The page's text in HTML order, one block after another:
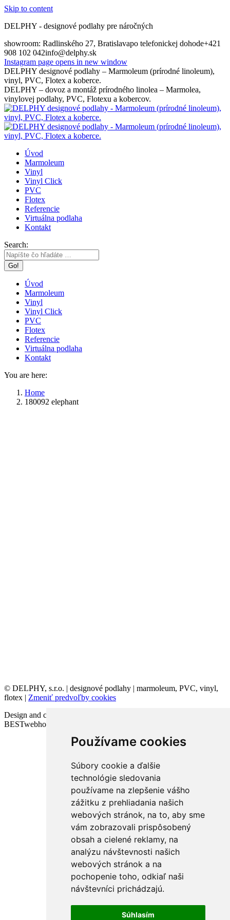
Používame cookies
Súbory cookie a ďalšie
technológie sledovania
používame na zlepšenie vášho
zážitku z prehliadania našich
webových stránok, na to, aby sme
vám zobrazovali prispôsobený
obsah a cielené reklamy, na
analýzu návštevnosti našich
webových stránok a na
pochopenie toho, odkiaľ naši
návštevníci prichádzajú.
Súhlasím
Skip to content
DELPHY - designové podlahy pre náročných
showroom: Radlinského 27, Bratislavapo telefonickej dohode+421
908 102 042info@delphy.sk
Instagram page opens in new window
DELPHY designové podlahy – Marmoleum (prírodné linoleum),
vinyl, PVC, Flotex a koberce.
DELPHY – dovoz a montáž prírodného linolea – Marmolea,
vinylovej podlahy, PVC, Flotexu a kobercov.
Úvod
Marmoleum
Vinyl
Vinyl Click
PVC
Flotex
Referencie
Virtuálna podlaha
Kontakt
Search:
Úvod
Marmoleum
Vinyl
Vinyl Click
PVC
Flotex
Referencie
Virtuálna podlaha
Kontakt
You are here:
Home
180092 elephant
© DELPHY, s.r.o. | designové podlahy | marmoleum, PVC, vinyl,
flotex | Zmeniť predvoľby cookies
Design and code VICTORY-media.sk | Webhosting
BESTwebhosting.sk | 12.11.2025